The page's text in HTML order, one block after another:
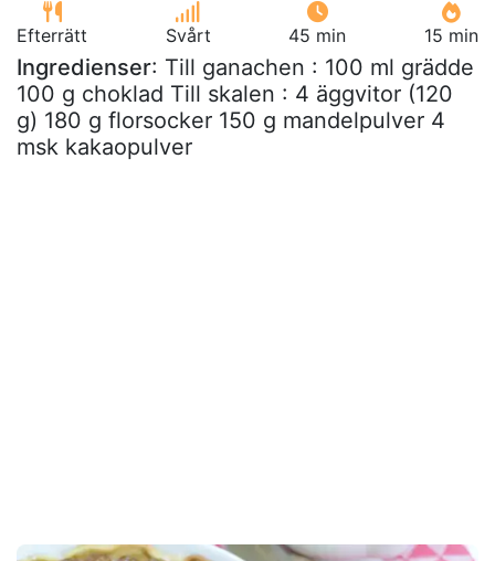
Efterrätt Svårt 45 min 15 min
Ingredienser: Till ganachen : 100 ml grädde
100 g choklad Till skalen : 4 äggvitor (120
g) 180 g florsocker 150 g mandelpulver 4
msk kakaopulver